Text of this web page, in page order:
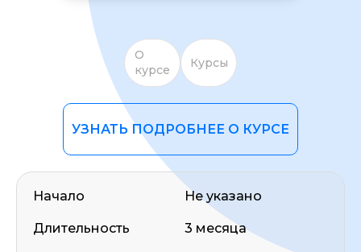
О
курсе
Курсы
УЗНАТЬ ПОДРОБНЕЕ О КУРСЕ
Начало
Длительность
Не указано
3 месяца